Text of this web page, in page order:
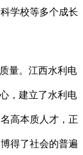
学校等多个成长
量。江西水利电
，建立了水利电
高本质人才，正
得了社会的普遍